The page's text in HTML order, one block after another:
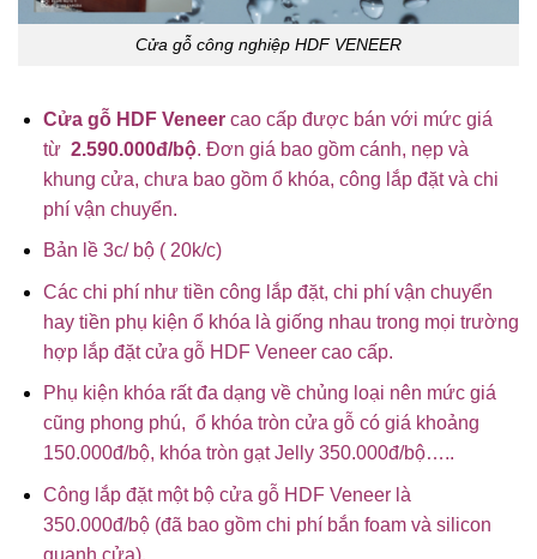
Cửa gỗ công nghiệp HDF VENEER
Cửa gỗ HDF Veneercao cấp được bán với mức giá
từ 2.590.000đ/bộ. Đơn giá bao gồm cánh, nẹp và
khung cửa, chưa bao gồm ổ khóa, công lắp đặt và chi
phí vận chuyển.
Bản lề 3c/ bộ ( 20k/c)
Các chi phí như tiền công lắp đặt, chi phí vận chuyển
hay tiền phụ kiện ổ khóa là giống nhau trong mọi trường
hợp lắp đặt cửa gỗ HDF Veneer cao cấp.
Phụ kiện khóa rất đa dạng về chủng loại nên mức giá
cũng phong phú, ổ khóa tròn cửa gỗ có giá khoảng
150.000đ/bộ, khóa tròn gạt Jelly 350.000đ/bộ…..
Công lắp đặt một bộ cửa gỗ HDF Veneer là
350.000đ/bộ (đã bao gồm chi phí bắn foam và silicon
quanh cửa).